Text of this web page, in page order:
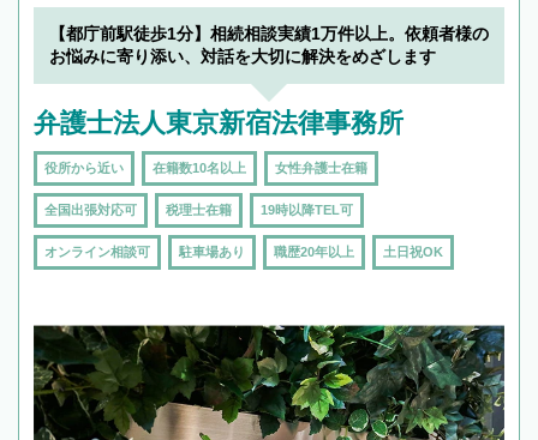
【都庁前駅徒歩1分】相続相談実績1万件以上。依頼者様の
お悩みに寄り添い、対話を大切に解決をめざします
弁護士法人東京新宿法律事務所
役所から近い 在籍数10名以上 女性弁護士在籍
全国出張対応可 税理士在籍 19時以降TEL可
オンライン相談可 駐車場あり 職歴20年以上 土日祝OK